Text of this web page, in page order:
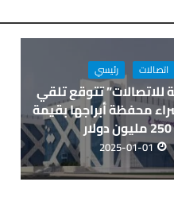
اتصالات رئيسي
للاتصالات” تتوقع تلقي
محفظة أبراجها بقيمة
250 مليون دولار
2025-01-01